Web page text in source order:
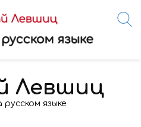
Левшиц
русском языке